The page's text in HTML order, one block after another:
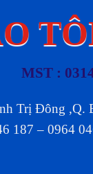
MST :
Trị Đông ,Q.
187 – 0964